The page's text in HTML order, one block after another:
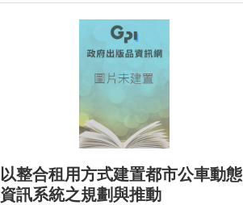
以整合租用方式建置都市公車動態
資訊系統之規劃與推動